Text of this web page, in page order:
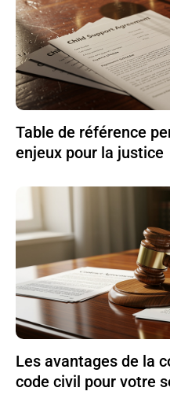
Table de référence
enjeux pour la justice
Les avantages de la
code civil pour votre